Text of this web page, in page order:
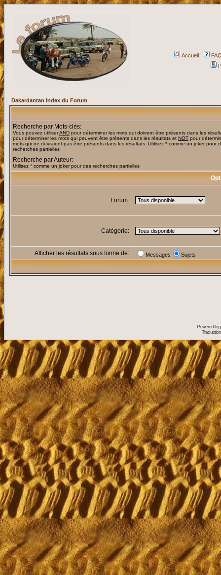
Accueil
Dakardantan Index du Forum
Recherche par Mots-clés:
Vous pouvez utiliserAND pour déterminer les mots qui doivent être présents dans les
pour déterminer les mots qui peuvent être présents dans les résultats et NOT pour
mots qui ne devraient pas être présents dans les résultats. Utilisez * comme un joker pour
recherches partielles
Recherche par Auteur:
Utilisez * comme un joker pour des recherches partielles
Forum:
Catégorie:
Afficher les résultats sous forme de: Messages Sujets
Powered by